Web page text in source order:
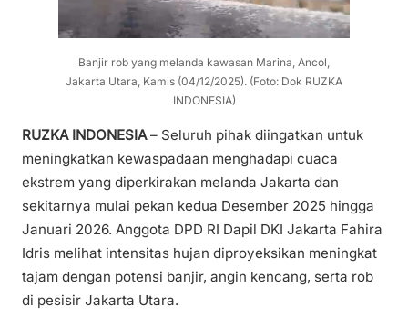
Banjir rob yang melanda kawasan Marina, Ancol,
Jakarta Utara, Kamis (04/12/2025). (Foto: Dok RUZKA
INDONESIA)
RUZKA INDONESIA– Seluruh pihak diingatkan untuk
meningkatkan kewaspadaan menghadapi cuaca
ekstrem yang diperkirakan melanda Jakarta dan
sekitarnya mulai pekan kedua Desember 2025 hingga
Januari 2026. Anggota DPD RI Dapil DKI Jakarta Fahira
Idris melihat intensitas hujan diproyeksikan meningkat
tajam dengan potensi banjir, angin kencang, serta rob
di pesisir Jakarta Utara.